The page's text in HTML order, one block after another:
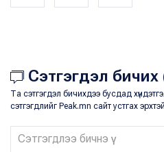
Сэтгэгдэл бичих
Та сэтгэгдэл бичихдээ бусдад
сэтгэгдлийг Peak.mn сайт устгах